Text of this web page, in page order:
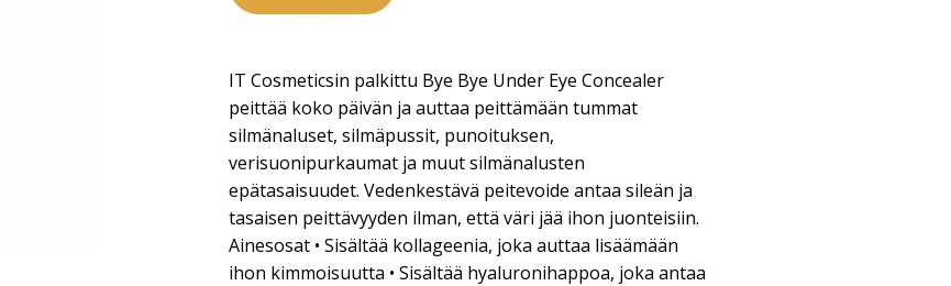
IT Cosmeticsin palkittu Bye Bye Under Eye Concealer
peittää koko päivän ja auttaa peittämään tummat
silmänaluset, silmäpussit, punoituksen,
verisuonipurkaumat ja muut silmänalusten
epätasaisuudet. Vedenkestävä peitevoide antaa sileän ja
tasaisen peittävyyden ilman, että väri jää ihon juonteisiin.
Ainesosat • Sisältää kollageenia, joka auttaa lisäämään
ihon kimmoisuutta • Sisältää hyaluronihappoa, joka antaa